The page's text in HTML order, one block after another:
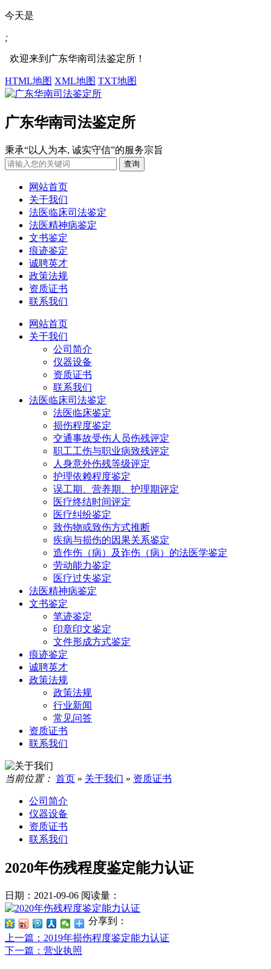
今天是
;
欢迎来到广东华南司法鉴定所！
HTML地图 XML地图 TXT地图
广东华南司法鉴定所
秉承“以人为本, 诚实守信”的服务宗旨
网站首页
关于我们
法医临床司法鉴定
法医精神病鉴定
文书鉴定
痕迹鉴定
诚聘英才
政策法规
资质证书
联系我们
网站首页
关于我们
公司简介
仪器设备
资质证书
联系我们
法医临床司法鉴定
法医临床鉴定
损伤程度鉴定
交通事故受伤人员伤残评定
职工工伤与职业病致残评定
人身意外伤残等级评定
护理依赖程度鉴定
误工期、营养期、护理期评定
医疗终结时间评定
医疗纠纷鉴定
致伤物或致伤方式推断
疾病与损伤的因果关系鉴定
造作伤（病）及诈伤（病）的法医学鉴定
劳动能力鉴定
医疗过失鉴定
法医精神病鉴定
文书鉴定
笔迹鉴定
印章印文鉴定
文件形成方式鉴定
痕迹鉴定
诚聘英才
政策法规
政策法规
行业新闻
常见问答
资质证书
联系我们
当前位置： 首页 » 关于我们 » 资质证书
公司简介
仪器设备
资质证书
联系我们
2020年伤残程度鉴定能力认证
日期：2021-09-06 阅读量：
分享到：
上一篇 ：2019年损伤程度鉴定能力认证
下一篇 ：营业执照